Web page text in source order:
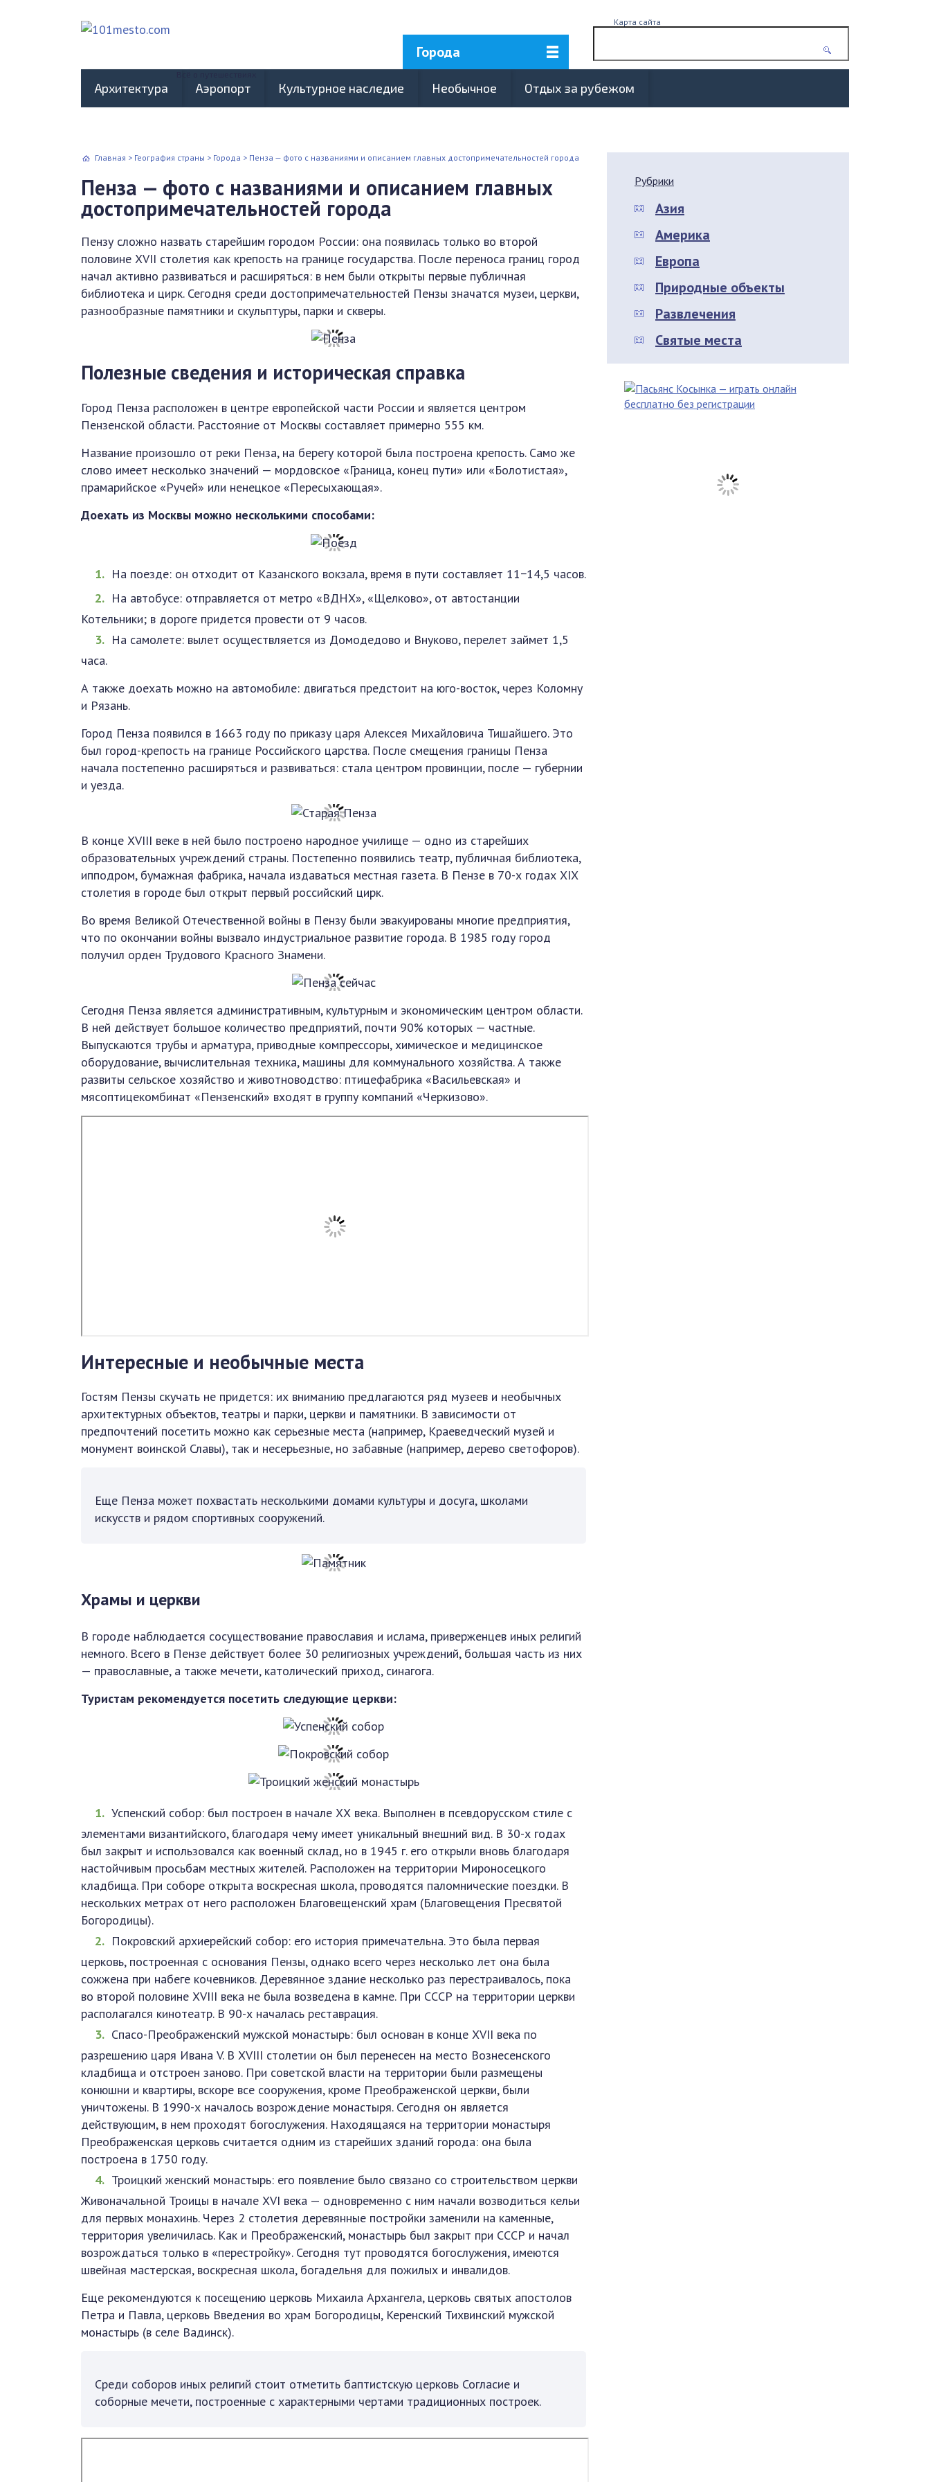
Города
Карта сайта
Архитектура Аэропорт Культурное наследие Необычное Отдых за рубежом
Главная > География страны > Города > Пенза — фото с названиями и описанием главных достопримечательностей города
Пенза — фото с названиями и описанием главных
достопримечательностей города
Пензу сложно назвать старейшим городом России: она появилась только во второй
половине XVII столетия как крепость на границе государства. После переноса границ город
начал активно развиваться и расширяться: в нем были открыты первые публичная
библиотека и цирк. Сегодня среди достопримечательностей Пензы значатся музеи, церкви,
разнообразные памятники и скульптуры, парки и скверы.
Полезные сведения и историческая справка
Город Пенза расположен в центре европейской части России и является центром
Пензенской области. Расстояние от Москвы составляет примерно 555 км.
Название произошло от реки Пенза, на берегу которой была построена крепость. Само же
слово имеет несколько значений — мордовское «Граница, конец пути» или «Болотистая»,
прамарийское «Ручей» или ненецкое «Пересыхающая».
Доехать из Москвы можно несколькими способами:
На поезде: он отходит от Казанского вокзала, время в пути составляет 11−14,5 часов.
На автобусе: отправляется от метро «ВДНХ», «Щелково», от автостанции
Котельники; в дороге придется провести от 9 часов.
На самолете: вылет осуществляется из Домодедово и Внуково, перелет займет 1,5
часа.
А также доехать можно на автомобиле: двигаться предстоит на юго-восток, через Коломну
и Рязань.
Город Пенза появился в 1663 году по приказу царя Алексея Михайловича Тишайшего. Это
был город-крепость на границе Российского царства. После смещения границы Пенза
начала постепенно расширяться и развиваться: стала центром провинции, после — губернии
и уезда.
В конце XVIII веке в ней было построено народное училище — одно из старейших
образовательных учреждений страны. Постепенно появились театр, публичная библиотека,
ипподром, бумажная фабрика, начала издаваться местная газета. В Пензе в 70-х годах XIX
столетия в городе был открыт первый российский цирк.
Во время Великой Отечественной войны в Пензу были эвакуированы многие предприятия,
что по окончании войны вызвало индустриальное развитие города. В 1985 году город
получил орден Трудового Красного Знамени.
Сегодня Пенза является административным, культурным и экономическим центром области.
В ней действует большое количество предприятий, почти 90% которых — частные.
Выпускаются трубы и арматура, приводные компрессоры, химическое и медицинское
оборудование, вычислительная техника, машины для коммунального хозяйства. А также
развиты сельское хозяйство и животноводство: птицефабрика «Васильевская» и
мясоптицекомбинат «Пензенский» входят в группу компаний «Черкизово».
Интересные и необычные места
Гостям Пензы скучать не придется: их вниманию предлагаются ряд музеев и необычных
архитектурных объектов, театры и парки, церкви и памятники. В зависимости от
предпочтений посетить можно как серьезные места (например, Краеведческий музей и
монумент воинской Славы), так и несерьезные, но забавные (например, дерево светофоров).
Еще Пенза может похвастать несколькими домами культуры и досуга, школами
искусств и рядом спортивных сооружений.
Храмы и церкви
В городе наблюдается сосуществование православия и ислама, приверженцев иных религий
немного. Всего в Пензе действует более 30 религиозных учреждений, большая часть из них
— православные, а также мечети, католический приход, синагога.
Туристам рекомендуется посетить следующие церкви:
Успенский собор: был построен в начале ХХ века. Выполнен в псевдорусском стиле с
элементами византийского, благодаря чему имеет уникальный внешний вид. В 30-х годах
был закрыт и использовался как военный склад, но в 1945 г. его открыли вновь благодаря
настойчивым просьбам местных жителей. Расположен на территории Мироносецкого
кладбища. При соборе открыта воскресная школа, проводятся паломнические поездки. В
нескольких метрах от него расположен Благовещенский храм (Благовещения Пресвятой
Богородицы).
Покровский архиерейский собор: его история примечательна. Это была первая
церковь, построенная с основания Пензы, однако всего через несколько лет она была
сожжена при набеге кочевников. Деревянное здание несколько раз перестраивалось, пока
во второй половине XVIII века не была возведена в камне. При СССР на территории церкви
располагался кинотеатр. В 90-х началась реставрация.
Спасо-Преображенский мужской монастырь: был основан в конце XVII века по
разрешению царя Ивана V. В XVIII столетии он был перенесен на место Вознесенского
кладбища и отстроен заново. При советской власти на территории были размещены
конюшни и квартиры, вскоре все сооружения, кроме Преображенской церкви, были
уничтожены. В 1990-х началось возрождение монастыря. Сегодня он является
действующим, в нем проходят богослужения. Находящаяся на территории монастыря
Преображенская церковь считается одним из старейших зданий города: она была
построена в 1750 году.
Троицкий женский монастырь: его появление было связано со строительством церкви
Живоначальной Троицы в начале XVI века — одновременно с ним начали возводиться кельи
для первых монахинь. Через 2 столетия деревянные постройки заменили на каменные,
территория увеличилась. Как и Преображенский, монастырь был закрыт при СССР и начал
возрождаться только в «перестройку». Сегодня тут проводятся богослужения, имеются
швейная мастерская, воскресная школа, богадельня для пожилых и инвалидов.
Еще рекомендуются к посещению церковь Михаила Архангела, церковь святых апостолов
Петра и Павла, церковь Введения во храм Богородицы, Керенский Тихвинский мужской
монастырь (в селе Вадинск).
Среди соборов иных религий стоит отметить баптистскую церковь Согласие и
соборные мечети, построенные с характерными чертами традиционных построек.
Рубрики
Азия
Америка
Европа
Природные объекты
Развлечения
Святые места